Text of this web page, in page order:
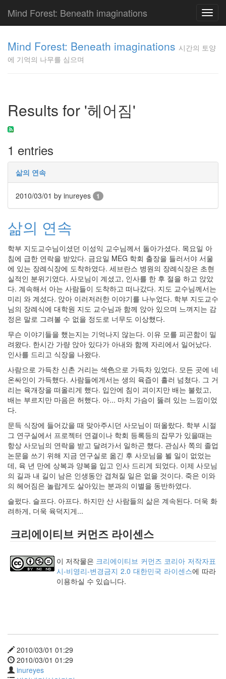
Mind Forest: Beneath imaginations
Mind Forest: Beneath imaginations 시간의 토양
에 기억의 나무를 심으며
Results for '헤어짐'
1 entries
삶의 연속
2010/03/01 by inureyes 1
삶의 연속
학부 지도교수님이셨던 이성익 교수님께서 돌아가셨다. 목요일 아
침에 급한 연락을 받았다. 금요일 MEG 학회 출장을 들러서야 서울
에 있는 장례식장에 도착하였다. 세브란스 병원의 장례식장은 초현
실적인 분위기였다. 사모님이 계셨고, 인사를 한 후 절을 하고 앉았
다. 계속해서 아는 사람들이 도착하고 떠나갔다. 지도 교수님께서는
미리 와 계셨다. 앉아 이러저러한 이야기를 나누었다. 학부 지도교수
님의 장례식에 대학원 지도 교수님과 함께 앉아 있으며 느껴지는 감
정은 말로 그려볼 수 없을 정도로 너무도 이상했다.
무슨 이야기들을 했는지는 기억나지 않는다. 이유 모를 피곤함이 밀
려왔다. 한시간 가량 앉아 있다가 아내와 함께 자리에서 일어났다.
인사를 드리고 식장을 나왔다.
사람으로 가득찬 신촌 거리는 색色으로 가득차 있었다. 모든 곳에 네
온싸인이 가득했다. 사람들에게서는 생의 육즙이 흘러 넘쳤다. 그 거
리는 육개장을 떠올리게 했다. 입안에 침이 괴이지만 배는 불렀고,
배는 부르지만 마음은 허했다. 아... 마치 가슴이 뚫려 있는 느낌이었
다.
문득 식장에 들어갔을 때 맞아주시던 사모님이 떠올랐다. 학부 시절
그 연구실에서 프로젝터 연결이나 학회 등록등의 잡무가 있을때는
항상 사모님의 연락을 받고 달려가서 일하곤 했다. 관심사 쪽의 졸업
논문을 쓰기 위해 지금 연구실로 옮긴 후 사모님을 뵐 일이 없었는
데, 육 년 만에 상복과 양복을 입고 인사 드리게 되었다. 이제 사모님
의 길과 내 길이 남은 인생동안 겹쳐질 일은 없을 것이다. 죽은 이와
의 헤어짐은 놀랍게도 살아있는 분과의 이별을 동반하였다.
슬펐다. 슬프다. 아프다. 하지만 산 사람들의 삶은 계속된다. 더욱 화
려하게, 더욱 육덕지게...
크리에이티브 커먼즈 라이센스
이 저작물은 크리에이티브 커먼즈 코리아 저작자표
시-비영리-변경금지 2.0 대한민국 라이센스에 따라
이용하실 수 있습니다.
2010/03/01 01:29
2010/03/01 01:29
inureyes
이
의
글
단
상
덕
질
의
화]
인
이
드
아
웃
LG
전
자
모
바
일
부
효
몇
가
지
획
(1)
CODE
keyboard
MX
clear
미
어
계,
화,
로
우
속
도,
관
심
감